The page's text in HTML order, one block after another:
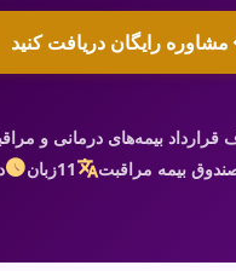
مشاوره رایگان دریافت کنید
بیمه‌های درمانی و
بیمه مراقبتtranslate
11زبانschedule